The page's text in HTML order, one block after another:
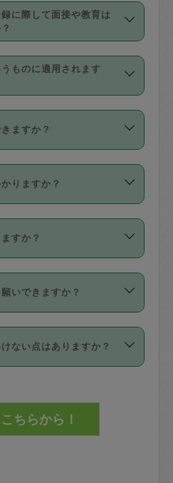
ます。
前後変更することが可
後、個別にタスカジさ
送り調整してくださ
間を越えての調整はで
合、損害保険の対象外
さんのプロフィールで
の作業や危険作業、屋
外です。
家事経験をお持ちの
師といった資格者で保
やレストランで料理関
されていた方、日本で
パーや英語の先生とし
るフィリピン出身の
ックグラウンドの方が
など様々です。
ますので、各自の得意
。
に際して面接や教育は
事務局との面接と説明
その後、身分証明書の
ただいています。外国
タスカジさんトレーニ
セルフトレーニングの
受け、合格したタスカ
ています。
講評は１件目のレビュ
スカジさんの登録に際
ものに適用されます
さんとの間でタスカジ
作業時間内での作業に
業範囲は、掃除、洗
を壊したり、人にけが
合が対象で、補償金額
償保険について教えて
ますか？
起点に3日後（72時間
受付可能となっていま
募集」をかけることが
りますか？
、以下の2種類がありま
（定期、スポット契約
、以下のキャンセル
前＝依頼料金の50%
すか？
いうメニューはありま
み」依頼を活用するこ
入ったタスカジさんを
気になるタスカジさ
入ったタスカジさんに
いできますか？
はタスカジさんの同意
の依頼ののち、タスカ
間で十分な信頼関係が
るためにタスカジさん
ない点はありますか？
るロッカーや金庫に入
の元管理するよう心掛